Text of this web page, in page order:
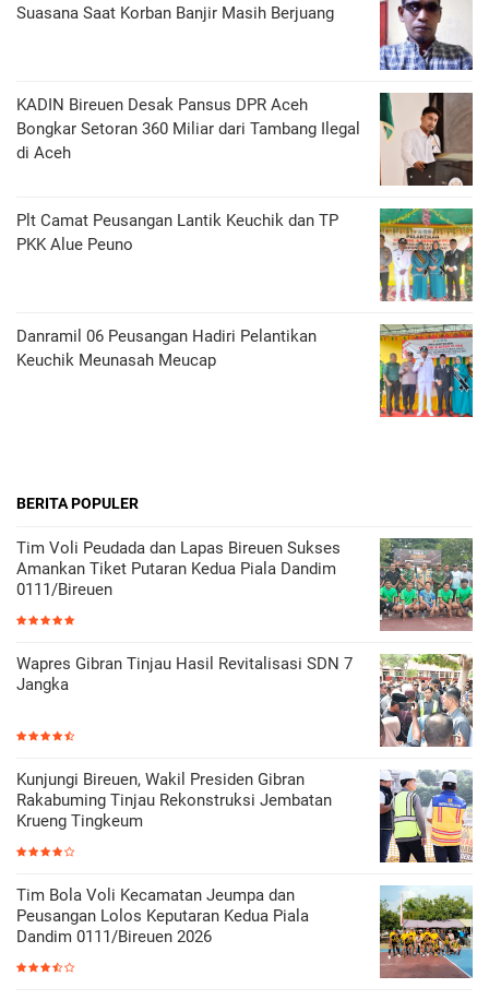
Suasana Saat Korban Banjir Masih Berjuang
KADIN Bireuen Desak Pansus DPR Aceh
Bongkar Setoran 360 Miliar dari Tambang Ilegal
di Aceh
Plt Camat Peusangan Lantik Keuchik dan TP
PKK Alue Peuno
Danramil 06 Peusangan Hadiri Pelantikan
Keuchik Meunasah Meucap
BERITA POPULER
Tim Voli Peudada dan Lapas Bireuen Sukses
Amankan Tiket Putaran Kedua Piala Dandim
0111/Bireuen
Wapres Gibran Tinjau Hasil Revitalisasi SDN 7
Jangka
Kunjungi Bireuen, Wakil Presiden Gibran
Rakabuming Tinjau Rekonstruksi Jembatan
Krueng Tingkeum
Tim Bola Voli Kecamatan Jeumpa dan
Peusangan Lolos Keputaran Kedua Piala
Dandim 0111/Bireuen 2026